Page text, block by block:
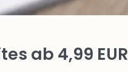
ab 4,99 EUR